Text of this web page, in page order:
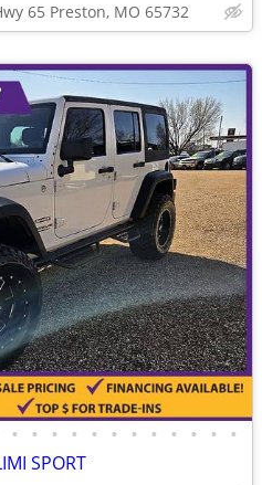
65 Preston, MO 65732
• • • • • • • • • • • •
SPORT